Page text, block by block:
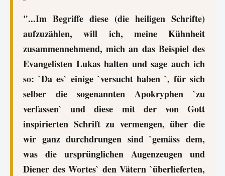
"...Im Begriffe diese (die heiligen Schrifte)
aufzuzählen, will ich, meine Kühnheit
zusammennehmend, mich an das Beispiel des
Evangelisten Lukas halten und sage auch ich
so: `Da es` einige `versucht haben `, für sich
selber die sogenannten Apokryphen `zu
verfassen` und diese mit der von Gott
inspirierten Schrift zu vermengen, über die
wir ganz durchdrungen sind `gemäss dem,
was die ursprünglichen Augenzeugen und
Diener des Wortes` den Vätern `überlieferten,